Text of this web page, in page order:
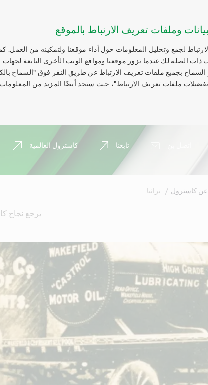
وملفات تعريف الارتباط بالموقع
لجمع وتحليل المعلومات حول أداء موقعنا ولتمكينه من العمل.
ذات الصلة لك عندما تزور موقعنا ومواقع الويب الأخرى التابعة
السماح بجميع ملفات تعريف الارتباط عن طريق النقر فوق "السماح
ملفات تعريف الارتباط"، حيث ستجد أيضًا المزيد من
تابعنا كاسترول العالمية
عن كاسترول تراثنا
يرجع نجاح